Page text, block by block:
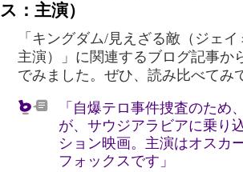
ス：主演）
「キングダム/見えざる敵（ジェ
主演）」に関連するブログ記事か
でみました。ぜひ、読み比べてみ
「自爆テロ事件捜査のため
が、サウジアラビアに乗り
ション映画。主演はオスカ
フォックスです」